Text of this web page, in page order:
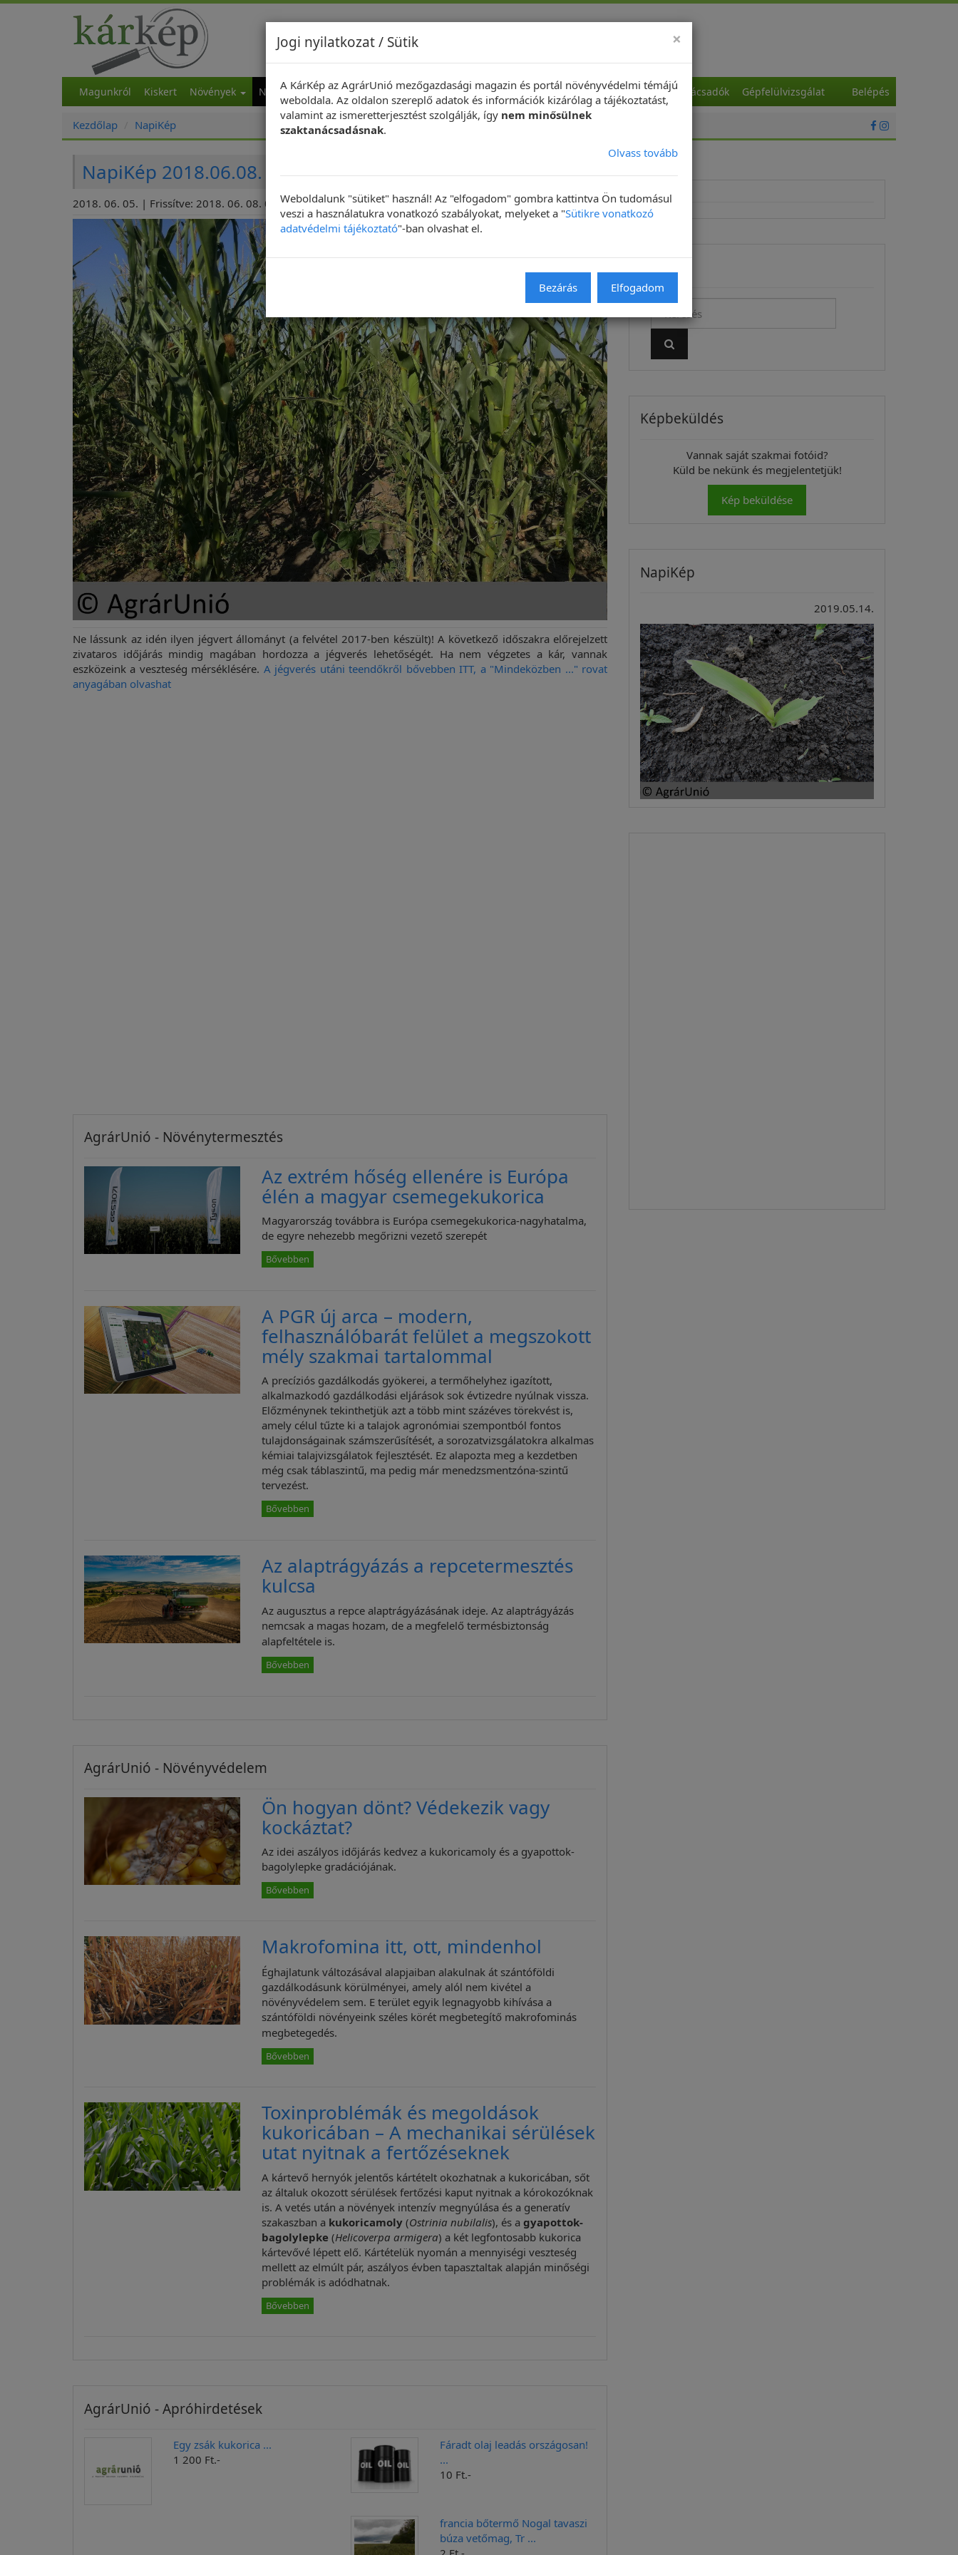
Magunkról Kiskert Növények NapiKép Mindeközben ... Hírek Növényvédelmi Fotópályázat Technika Szaktanácsadók Gépfelülvizsgálat Belépés
Kezdőlap NapiKép
NapiKép 2018.06.08.
2018. 06. 05. | Frissítve: 2018. 06. 08. 04:21
Ne lássunk az idén ilyen jégvert állományt (a felvétel 2017-ben készült)! A következő időszakra előrejelzett
zivataros időjárás mindig magában hordozza a jégverés lehetőségét. Ha nem végzetes a kár, vannak
eszközeink a veszteség mérséklésére. A jégverés utáni teendőkről bővebben ITT, a "Mindeközben ..." rovat
anyagában olvashat
AgrárUnió - Növénytermesztés
Az extrém hőség ellenére is Európa
élén a magyar csemegekukorica
Magyarország továbbra is Európa csemegekukorica-nagyhatalma,
de egyre nehezebb megőrizni vezető szerepét
Bővebben
A PGR új arca – modern,
felhasználóbarát felület a megszokott
mély szakmai tartalommal
A precíziós gazdálkodás gyökerei, a termőhelyhez igazított,
alkalmazkodó gazdálkodási eljárások sok évtizedre nyúlnak vissza.
Előzménynek tekinthetjük azt a több mint százéves törekvést is,
amely célul tűzte ki a talajok agronómiai szempontból fontos
tulajdonságainak számszerűsítését, a sorozatvizsgálatokra alkalmas
kémiai talajvizsgálatok fejlesztését. Ez alapozta meg a kezdetben
még csak táblaszintű, ma pedig már menedzsmentzóna-szintű
tervezést.
Bővebben
Az alaptrágyázás a repcetermesztés
kulcsa
Az augusztus a repce alaptrágyázásának ideje. Az alaptrágyázás
nemcsak a magas hozam, de a megfelelő termésbiztonság
alapfeltétele is.
Bővebben
AgrárUnió - Növényvédelem
Ön hogyan dönt? Védekezik vagy
kockáztat?
Az idei aszályos időjárás kedvez a kukoricamoly és a gyapottok-
bagolylepke gradációjának.
Bővebben
Makrofomina itt, ott, mindenhol
Éghajlatunk változásával alapjaiban alakulnak át szántóföldi
gazdálkodásunk körülményei, amely alól nem kivétel a
növényvédelem sem. E terület egyik legnagyobb kihívása a
szántóföldi növényeink széles körét megbetegítő makrofominás
megbetegedés.
Bővebben
Toxinproblémák és megoldások
kukoricában – A mechanikai sérülések
utat nyitnak a fertőzéseknek
A kártevő hernyók jelentős kártételt okozhatnak a kukoricában, sőt
az általuk okozott sérülések fertőzési kaput nyitnak a kórokozóknak
is. A vetés után a növények intenzív megnyúlása és a generatív
szakaszban a kukoricamoly (Ostrinia nubilalis), és agyapottok-
bagolylepke (Helicoverpa armigera) a két legfontosabb kukorica
kártevővé lépett elő. Kártételük nyomán a mennyiségi veszteség
mellett az elmúlt pár, aszályos évben tapasztaltak alapján minőségi
problémák is adódhatnak.
Bővebben
AgrárUnió - Apróhirdetések
Egy zsák kukorica ...
1 200 Ft.-
Fáradt olaj leadás országosan!
...
10 Ft.-
francia bőtermő Nogal tavaszi
búza vetőmag, Tr ...
Képbeküldés
Vannak saját szakmai fotóid?
Küld be nekünk és megjelentetjük!
Kép beküldése
NapiKép
2019.05.14.
×
Jogi nyilatkozat / Sütik
A KárKép az AgrárUnió mezőgazdasági magazin és portál növényvédelmi témájú
weboldala. Az oldalon szereplő adatok és információk kizárólag a tájékoztatást,
valamint az ismeretterjesztést szolgálják, így nem minősülnek
szaktanácsadásnak.
Olvass tovább
Weboldalunk "sütiket" használ! Az "elfogadom" gombra kattintva Ön tudomásul
veszi a használatukra vonatkozó szabályokat, melyeket a "Sütikre vonatkozó
adatvédelmi tájékoztató"-ban olvashat el.
Bezárás Elfogadom